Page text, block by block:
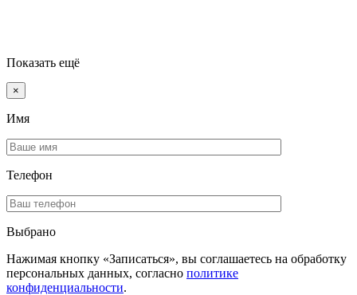
Показать ещё
×
Имя
Телефон
Выбрано
Нажимая кнопку «Записаться», вы соглашаетесь на обработку
персональных данных, согласно политике
конфиденциальности.